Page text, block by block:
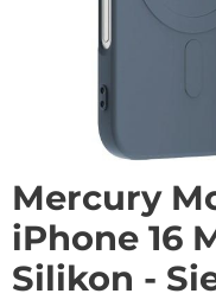
Mercury
iPhone 16
Silikon -